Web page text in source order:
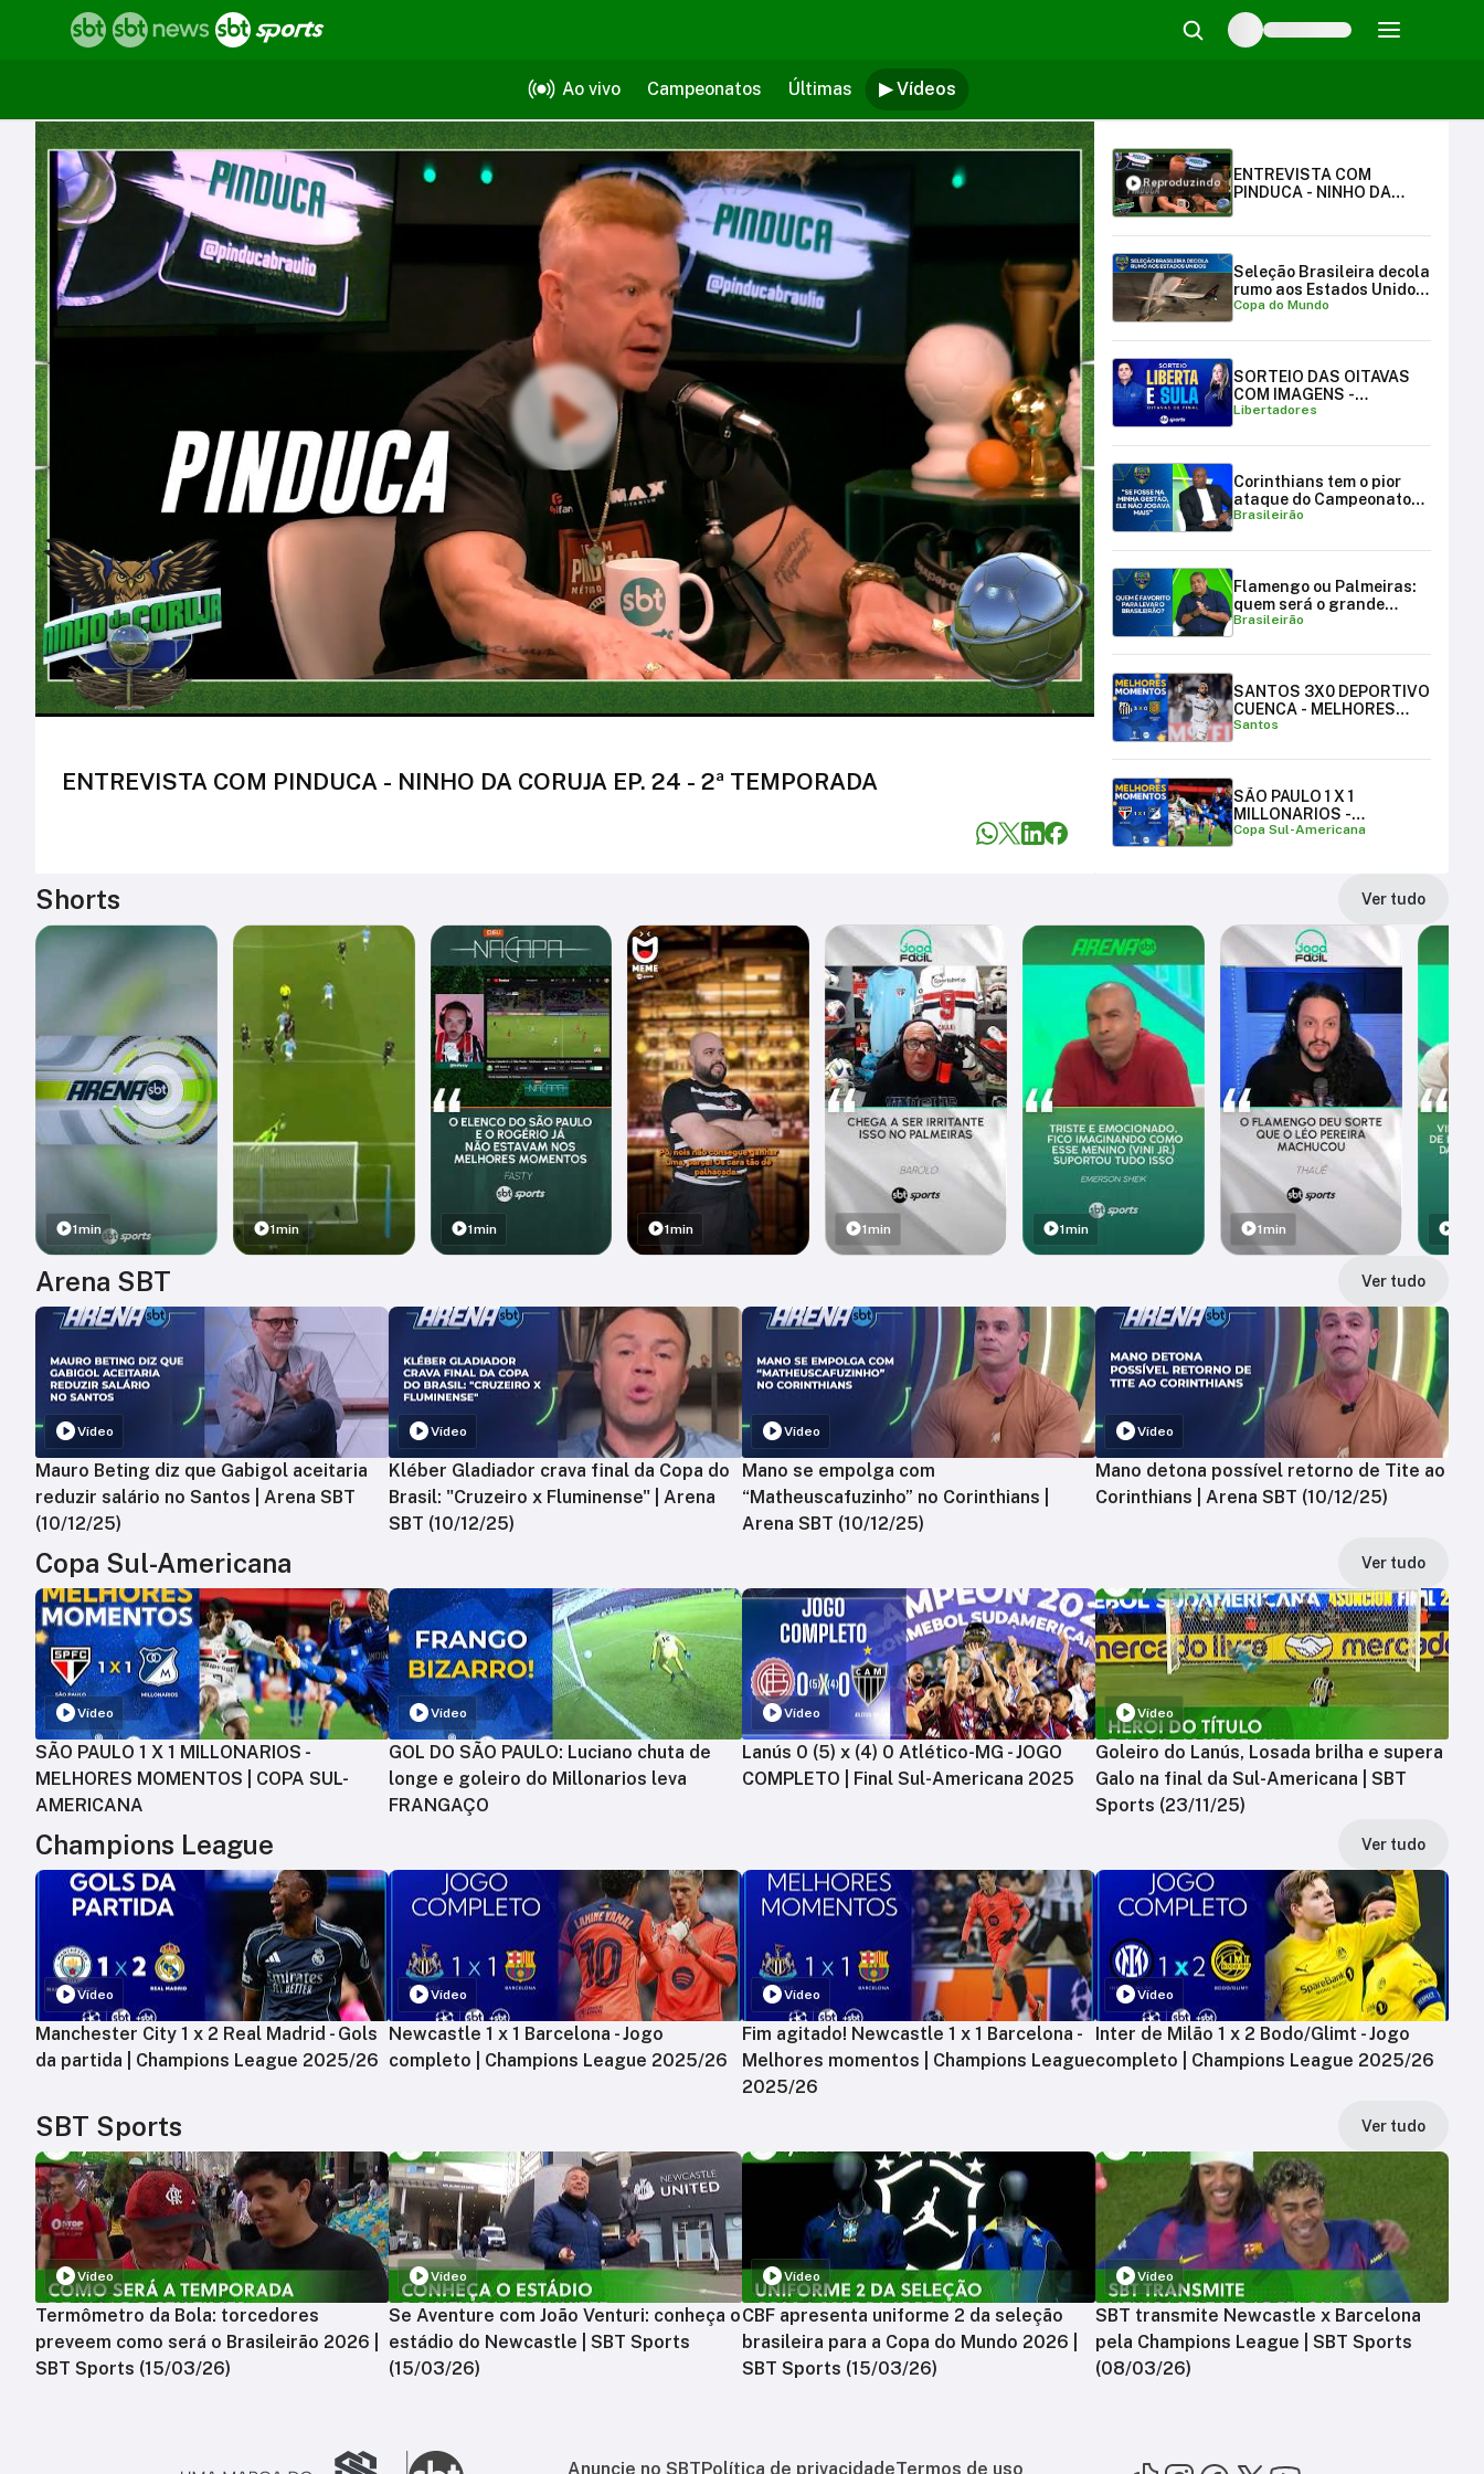
Ao vivo Campeonatos Últimas ▶ Vídeos
Vídeos
ENTREVISTA COM PINDUCA - NINHO DA CORUJA EP. 24 - 2ª TEMPORADA
Reproduzindo
ENTREVISTA COM
PINDUCA - NINHO DA
Seleção Brasileira decola
rumo aos Estados Unidos
para a Copa do Mundo
Copa do Mundo
SORTEIO DAS OITAVAS
COM IMAGENS -
LIBERTADORES E
Libertadores
Corinthians tem o pior
ataque do Campeonato
Brasileiro
Brasileirão
Flamengo ou Palmeiras:
quem será o grande
campeão brasileiro?
Brasileirão
SANTOS 3X0 DEPORTIVO
CUENCA - MELHORES
MOMENTOS
Santos
SÃO PAULO 1 X 1
MILLONARIOS -
MELHORES MOMENTOS |
Copa Sul-Americana
Shorts Ver tudo
1min 1min 1min 1min 1min 1min 1min
Arena SBT Ver tudo
Vídeo
Mauro Beting diz que Gabigol aceitaria
reduzir salário no Santos | Arena SBT
(10/12/25)
Vídeo
Kléber Gladiador crava final da Copa do
Brasil: "Cruzeiro x Fluminense" | Arena
SBT (10/12/25)
Vídeo
Mano se empolga com
“Matheuscafuzinho” no Corinthians |
Arena SBT (10/12/25)
Vídeo
Mano detona possível retorno de Tite ao
Corinthians | Arena SBT (10/12/25)
Copa Sul-Americana Ver tudo
Vídeo
SÃO PAULO 1 X 1 MILLONARIOS -
MELHORES MOMENTOS | COPA SUL-
AMERICANA
Vídeo
GOL DO SÃO PAULO: Luciano chuta de
longe e goleiro do Millonarios leva
FRANGAÇO
Vídeo
Lanús 0 (5) x (4) 0 Atlético-MG - JOGO
COMPLETO | Final Sul-Americana 2025
Vídeo
Goleiro do Lanús, Losada brilha e supera
Galo na final da Sul-Americana | SBT
Sports (23/11/25)
Champions League Ver tudo
Vídeo
Manchester City 1 x 2 Real Madrid - Gols
da partida | Champions League 2025/26
Vídeo
Newcastle 1 x 1 Barcelona - Jogo
completo | Champions League 2025/26
Vídeo
Fim agitado! Newcastle 1 x 1 Barcelona -
Melhores momentos | Champions League
2025/26
Vídeo
Inter de Milão 1 x 2 Bodo/Glimt - Jogo
completo | Champions League 2025/26
SBT Sports Ver tudo
Vídeo
Termômetro da Bola: torcedores
preveem como será o Brasileirão 2026 |
SBT Sports (15/03/26)
Vídeo
Se Aventure com João Venturi: conheça o
estádio do Newcastle | SBT Sports
(15/03/26)
Vídeo
CBF apresenta uniforme 2 da seleção
brasileira para a Copa do Mundo 2026 |
SBT Sports (15/03/26)
Vídeo
SBT transmite Newcastle x Barcelona
pela Champions League | SBT Sports
(08/03/26)
Anuncie no SBT Política de privacidadeTermos de uso